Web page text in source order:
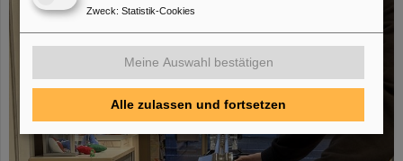
Zweck: Statistik-Cookies
Meine Auswahl bestätigen
Alle zulassen und fortsetzen